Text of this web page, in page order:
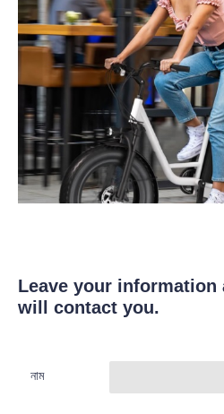
Leave your information
will contact you.
নাম